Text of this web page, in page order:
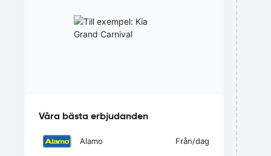
Våra bästa erbjudanden
Alamo Från/dag